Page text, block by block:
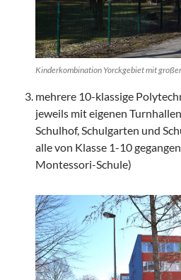
Kinderkombination Yorckgebiet mit
mehrere 10-klassige
jeweils mit eigenen
Schulhof, Schulgarten und
alle von Klasse 1-10
Montessori-Schule)